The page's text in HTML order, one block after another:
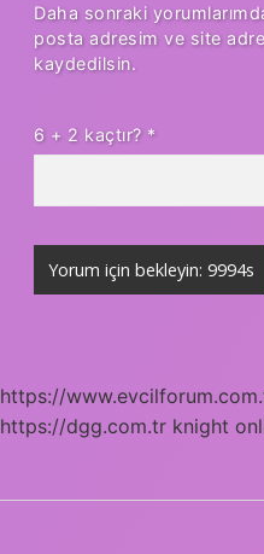
Daha sonraki
posta adresim ve site
kaydedilsin.
6 + 2 kaçtır? *
https://
https://dgg.com.tr knight